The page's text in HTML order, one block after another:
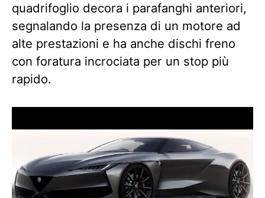
quadrifoglio decora i parafanghi anteriori,
segnalando la presenza di un motore ad
alte prestazioni e ha anche dischi freno
con foratura incrociata per un stop più
rapido.